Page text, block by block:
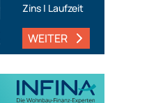
Zins | Laufzeit
WEITER